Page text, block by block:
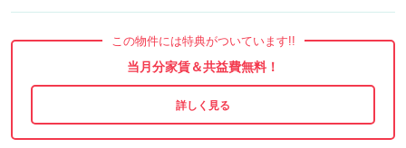
この物件には特典がついています!!
当月分家賃＆共益費無料！